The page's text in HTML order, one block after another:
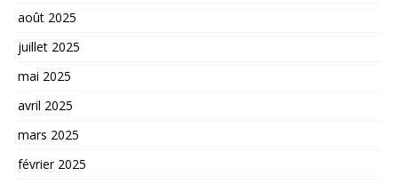
août 2025
juillet 2025
mai 2025
avril 2025
mars 2025
février 2025